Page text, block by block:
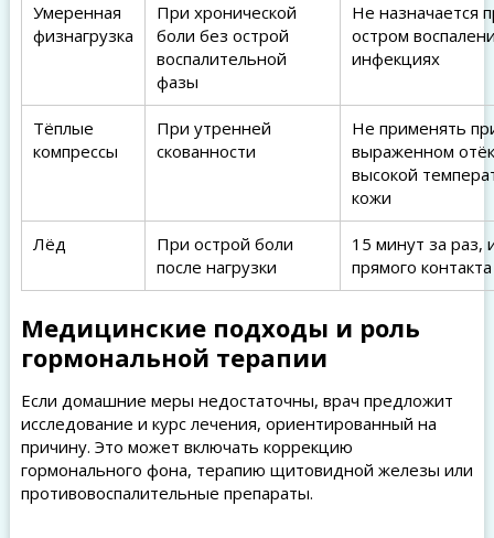
Умеренная
физнагрузка
При хронической
боли без острой
воспалительной
фазы
Не назначается
остром
инфекциях
Тёплые
компрессы
При утренней
скованности
Не применять
выраженном
высокой
кожи
Лёд
При острой боли
после нагрузки
15 минут за раз,
прямого
Медицинские подходы и роль
гормональной терапии
Если домашние меры недостаточны, врач предложит
исследование и курс лечения, ориентированный на
причину. Это может включать коррекцию
гормонального фона, терапию щитовидной железы или
противовоспалительные препараты.